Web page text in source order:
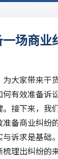
场商业
大家带来干
何有效准备诉
接下来，我
备商业纠纷
与诉求是基础
理出纠纷的